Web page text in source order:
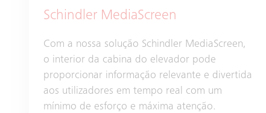
Schindler MediaScreen
Com a nossa solução Schindler MediaScreen,
o interior da cabina do elevador pode
proporcionar informação relevante e divertida
aos utilizadores em tempo real com um
mínimo de esforço e máxima atenção.